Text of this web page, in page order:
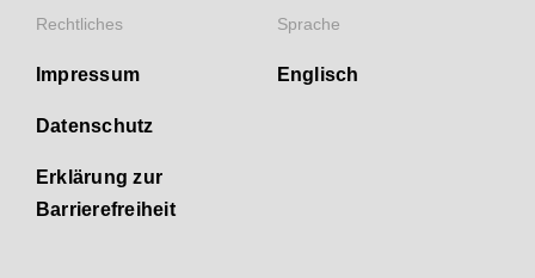
Rechtliches
Impressum
Datenschutz
Erklärung zur
Barrierefreiheit
Sprache
Englisch